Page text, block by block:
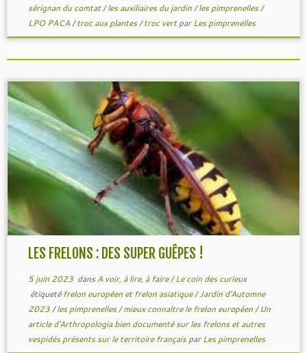
sérignan du comtat/les auxiliaires du jardin/les pimprenelles/
LPO PACA/troc aux plantes/troc vertparLes pimprenelles
LES FRELONS : DES SUPER GUÊPES !
5 juin 2023dans A voir, à lire, à faire/Le coin des curieux
étiquetéfrelon européen et frelon asiatique/Jardin d'Automne
2023/les pimprenelles/mieux connaître le frelon européen/Un
article d'Arthropologia bien documenté sur les frelons et autres
vespidés présents sur le territoire françaisparLes pimprenelles